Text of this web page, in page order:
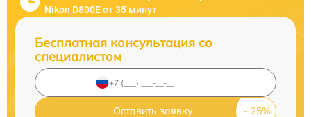
Nikon D800E от 35 минут
Бесплатная консультация со
специалистом
Оставить заявку